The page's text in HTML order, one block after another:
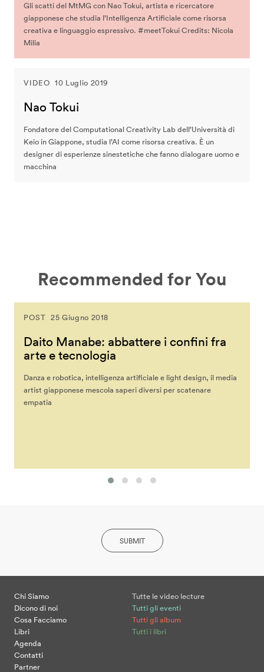
Gli scatti del MtMG con Nao Tokui, artista e ricercatore
giapponese che studia l’Intelligenza Artificiale come risorsa
creativa e linguaggio espressivo. #meetTokui Credits: Nicola
Milia
VIDEO 10 Luglio 2019
Nao Tokui
Fondatore del Computational Creativity Lab dell’Università di
Keio in Giappone, studia l’AI come risorsa creativa. È un
designer di esperienze sinestetiche che fanno dialogare uomo e
macchina
Recommended for You
POST 25 Giugno 2018
Daito Manabe: abbattere i confini fra
arte e tecnologia
Danza e robotica, intelligenza artificiale e light design, il media
artist giapponese mescola saperi diversi per scatenare
empatia
SUBMIT
Chi Siamo
Dicono di noi
Cosa Facciamo
Libri
Agenda
Contatti
Partner
Tutte le video lecture
Tutti gli eventi
Tutti gli album
Tutti i libri